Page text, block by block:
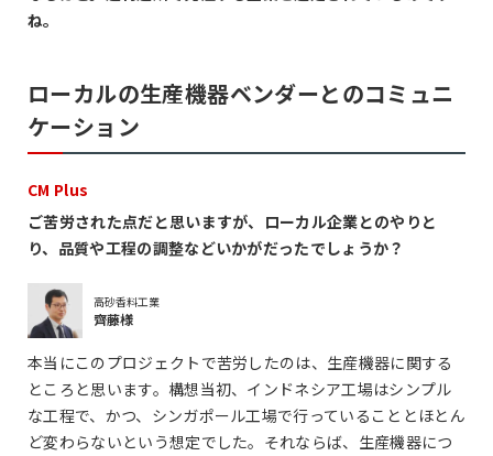
ね。
ローカルの生産機器ベンダーとのコミュニ
ケーション
CM Plus
ご苦労された点だと思いますが、ローカル企業とのやりと
り、品質や工程の調整などいかがだったでしょうか？
高砂香料工業
齊藤様
本当にこのプロジェクトで苦労したのは、生産機器に関する
ところと思います。構想当初、インドネシア工場はシンプル
な工程で、かつ、シンガポール工場で行っていることとほとん
ど変わらないという想定でした。それならば、生産機器につ